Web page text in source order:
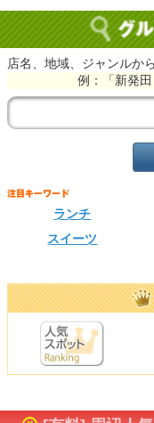
店名、地域、ジャンルか
例：「新発
ランチ
スイーツ